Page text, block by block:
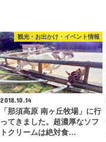
観光・お出かけ・イベント情報
2018.10.14
「那須高原 南ヶ丘牧場」に行
ってきました。超濃厚なソフ
トクリームは絶対食…